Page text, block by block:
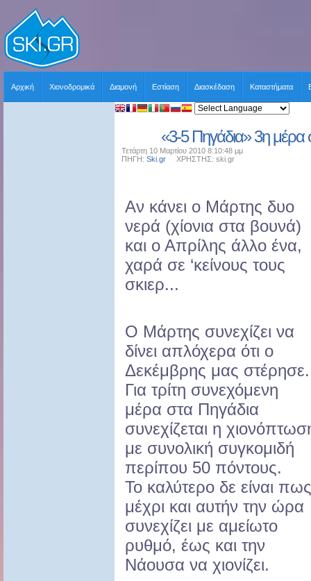
Αρχική Χιονοδρομικά Διαμονή Εστίαση Διασκέδαση Καταστήματα
«3-5 Πηγάδια» 3η μέρα
Τετάρτη 10 Μαρτίου 2010 8:10:48 μμ
ΠΗΓΗ: Ski.gr ΧΡΗΣΤΗΣ: ski.gr
Αν κάνει ο Μάρτης δυο
νερά (χίονια στα βουνά)
και ο Απρίλης άλλο ένα,
χαρά σε ‘κείνους τους
σκιερ...
Ο Μάρτης συνεχίζει να
δίνει απλόχερα ότι ο
Δεκέμβρης μας στέρησε.
Για τρίτη συνεχόμενη
μέρα στα Πηγάδια
συνεχίζεται η
με συνολική συγκομιδή
περίπου 50 πόντους.
Το καλύτερο δε είναι πως
μέχρι και αυτήν την ώρα
συνεχίζει με αμείωτο
ρυθμό, έως και την
Νάουσα να χιονίζει.